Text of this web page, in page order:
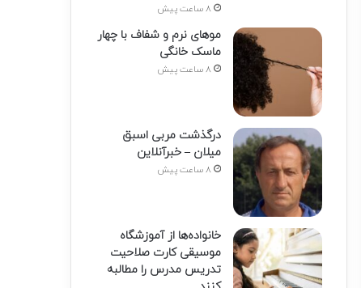
8 ساعت پیش
موهای نرم و شفاف با چهار
ماسک خانگی
8 ساعت پیش
درگذشت مربی اسبق
میلان – خبرآنلاین
8 ساعت پیش
خانواده‌ها از آموزشگاه
موسیقی کارت صلاحیت
تدریس مدرس را مطالبه